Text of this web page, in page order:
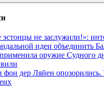
Поиск
эстонцы не заслужили!»:
идеи объединить
оружие Судного
фон дер Ляйен